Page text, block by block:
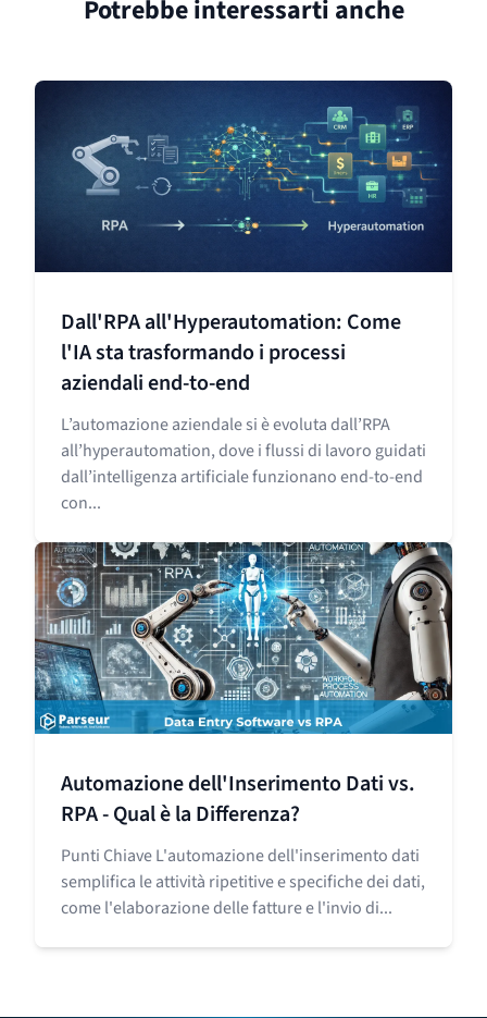
Potrebbe interessarti anche
Dall'RPA all'Hyperautomation: Come
l'IA sta trasformando i processi
aziendali end-to-end
L’automazione aziendale si è evoluta dall’RPA
all’hyperautomation, dove i flussi di lavoro guidati
dall’intelligenza artificiale funzionano end-to-end
con...
Automazione dell'Inserimento Dati vs.
RPA - Qual è la Differenza?
Punti Chiave L'automazione dell'inserimento dati
semplifica le attività ripetitive e specifiche dei dati,
come l'elaborazione delle fatture e l'invio di...